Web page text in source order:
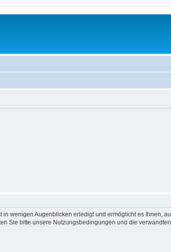
wenigen Augenblicken erledigt und ermöglicht es Ihnen,
Sie bitte unsere Nutzungsbedingungen und die